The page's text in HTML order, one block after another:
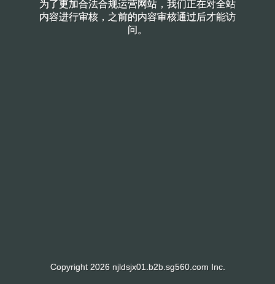
为了更加合法合规运营网站，我们正在对全站
内容进行审核，之前的内容审核通过后才能访
问。
Copyright 2026 njldsjx01.b2b.sg560.com Inc.
为了更加合法合规运营网站，我们正在对全站
内容进行审核，之前的内容审核通过后才能访
问。
Copyright 2026 njldsjx01.b2b.sg560.com Inc.